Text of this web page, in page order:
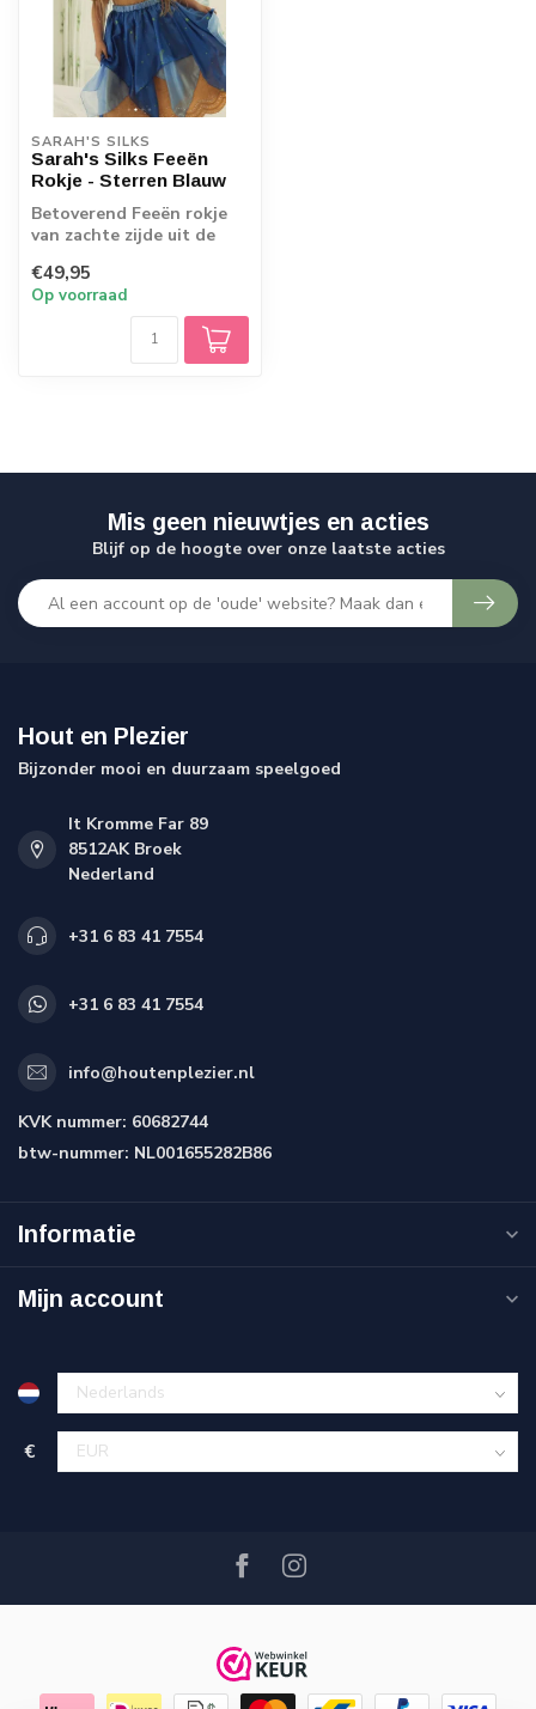
SARAH'S SILKS
Sarah's Silks Feeën
Rokje - Sterren Blauw
Betoverend Feeën rokje
van zachte zijde uit de
Silks. Met ...
€49,95
Op voorraad
Mis geen nieuwtjes en acties
Blijf op de hoogte over onze laatste acties
Hout en Plezier
Bijzonder mooi en duurzaam speelgoed
It Kromme Far 89
8512AK Broek
Nederland
+31 6 83 41 7554
+31 6 83 41 7554
info@houtenplezier.nl
KVK nummer: 60682744
btw-nummer: NL001655282B86
Informatie
Mijn account
€